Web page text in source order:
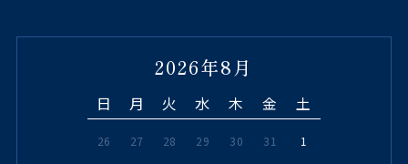
2026年8月
日 月 火 水 木 金 土
26 27 28 29 30 31 1